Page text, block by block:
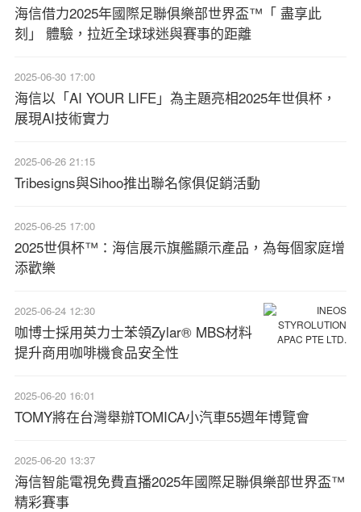
海信借力2025年國際足聯俱樂部世界盃™「 盡享此
刻」 體驗，拉近全球球迷與賽事的距離
2025-06-30 17:00
海信以「AI YOUR LIFE」為主題亮相2025年世俱杯，
展現AI技術實力
2025-06-26 21:15
Tribesigns與Sihoo推出聯名傢俱促銷活動
2025-06-25 17:00
2025世俱杯™：海信展示旗艦顯示產品，為每個家庭增
添歡樂
2025-06-24 12:30
咖博士採用英力士苯領Zylar® MBS材料
提升商用咖啡機食品安全性
2025-06-20 16:01
TOMY將在台灣舉辦TOMICA小汽車55週年博覽會
2025-06-20 13:37
海信智能電視免費直播2025年國際足聯俱樂部世界盃™
精彩賽事